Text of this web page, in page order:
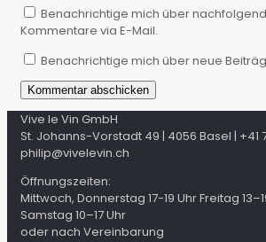
Benachrichtige mich über
Kommentare via E-Mail.
Benachrichtige mich über neue
Vive le Vin GmbH
St. Johanns-Vorstadt 49 | 4056 Basel | +41
philip@vivelevin.ch
Öffnungszeiten:
Mittwoch, Donnerstag 17-19 Uhr Freitag
Samstag 10–17 Uhr
oder nach Vereinbarung